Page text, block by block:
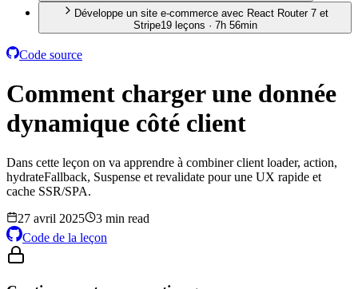
Développe un site e-commerce avec React Router 7 et
Stripe19leçons · 7h 56min
Code source
Comment charger une donnée
dynamique côté client
Dans cette leçon on va apprendre à combiner client loader, action,
hydrateFallback, Suspense et revalidate pour une UX rapide et
cache SSR/SPA.
27 avril 2025
3 min read
Code de la leçon